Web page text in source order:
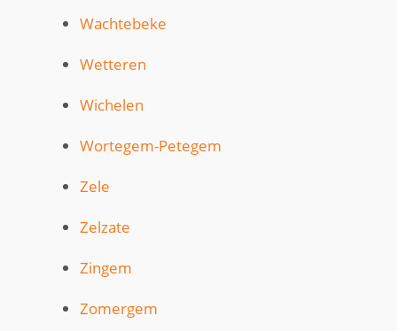
Wachtebeke
Wetteren
Wichelen
Wortegem-Petegem
Zele
Zelzate
Zingem
Zomergem